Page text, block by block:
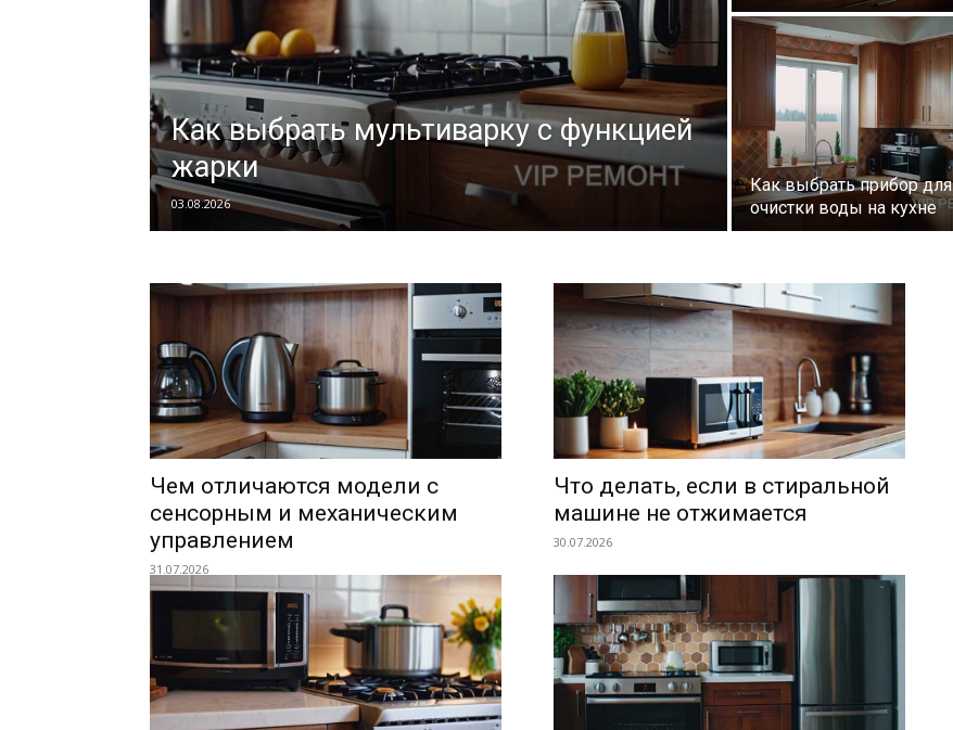
Как выбрать мультиварку с функцией
жарки
03.08.2026
Как выбрать прибор для
очистки воды на кухне
Чем отличаются модели с
сенсорным и механическим
управлением
31.07.2026
Что делать, если в стиральной
машине не отжимается
30.07.2026